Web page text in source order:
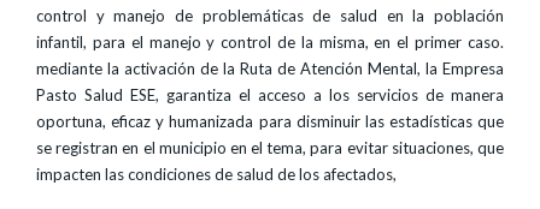
control y manejo de problemáticas de salud en la población
infantil, para el manejo y control de la misma, en el primer caso.
mediante la activación de la Ruta de Atención Mental, la Empresa
Pasto Salud ESE, garantiza el acceso a los servicios de manera
oportuna, eficaz y humanizada para disminuir las estadísticas que
se registran en el municipio en el tema, para evitar situaciones, que
impacten las condiciones de salud de los afectados,